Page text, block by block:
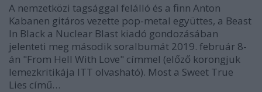
A nemzetközi tagsággal felálló és a finn Anton
Kabanen gitáros vezette pop-metal együttes, a Beast
In Black a Nuclear Blast kiadó gondozásában
jelenteti meg második soralbumát 2019. február 8-
án "From Hell With Love" címmel (előző korongjuk
lemezkritikája ITT olvasható). Most a Sweet True
Lies című…